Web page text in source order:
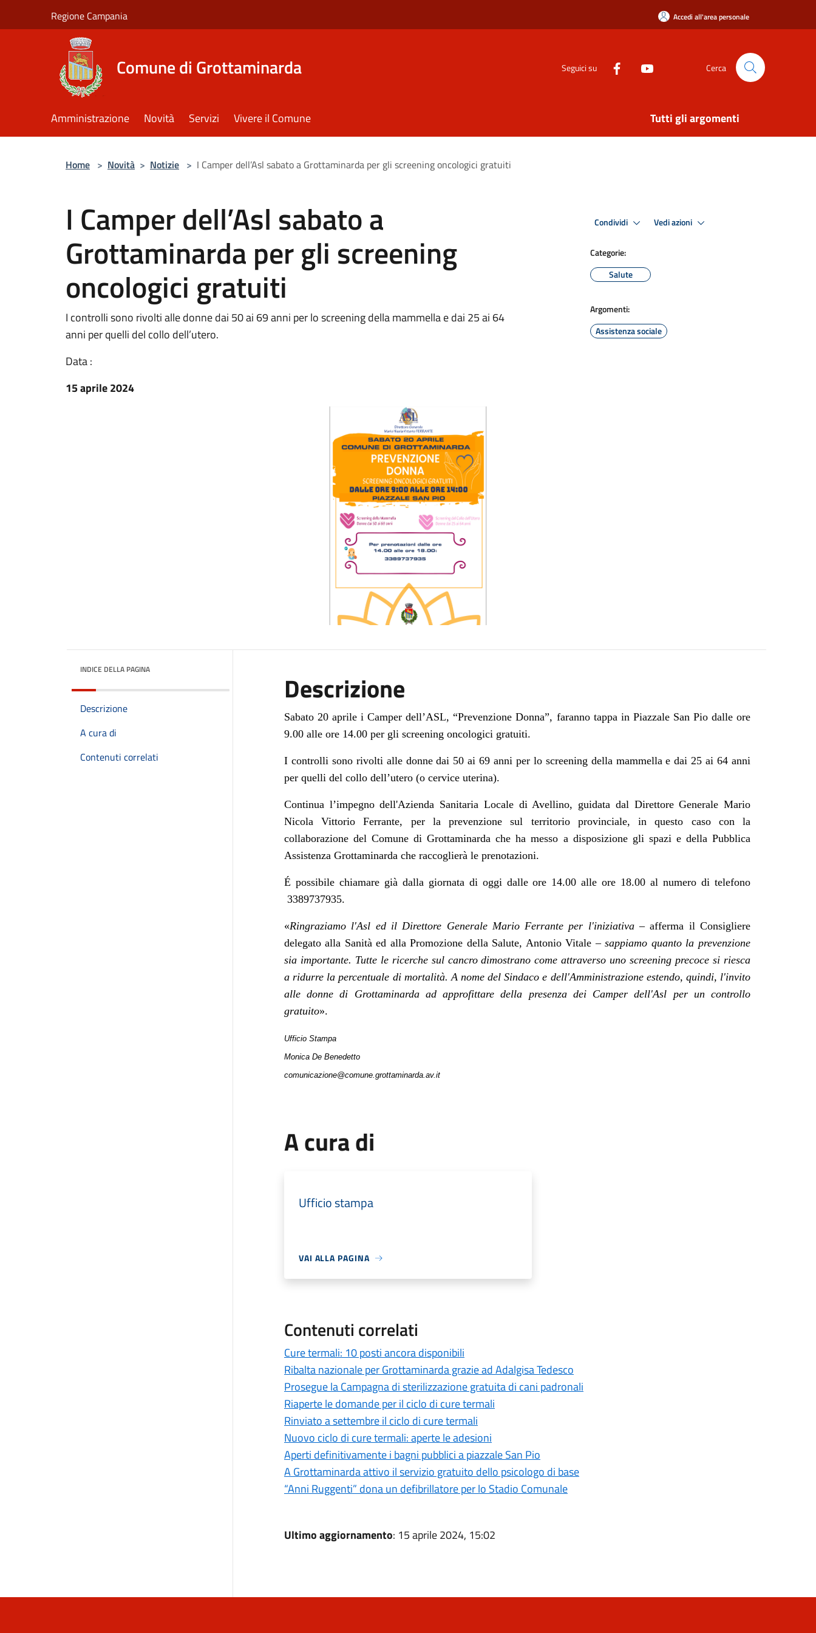
Regione Campania Accedi all'area personale
Comune di Grottaminarda Seguici su Cerca
Amministrazione Novità Servizi Vivere il Comune Tutti gli argomenti
Home > Novità > Notizie > I Camper dell’Asl sabato a Grottaminarda per gli screening oncologici gratuiti
I Camper dell’Asl sabato a
Grottaminarda per gli screening
oncologici gratuiti
I controlli sono rivolti alle donne dai 50 ai 69 anni per lo screening della mammella e dai 25 ai 64
anni per quelli del collo dell’utero.
Data :
15 aprile 2024
Condividi Vedi azioni
Categorie:
Salute
Argomenti:
Assistenza sociale
INDICE DELLA PAGINA
Descrizione
A cura di
Contenuti correlati
Descrizione
Sabato 20 aprile i Camper dell’ASL, “Prevenzione Donna”, faranno tappa in Piazzale San Pio dalle ore
9.00 alle ore 14.00 per gli screening oncologici gratuiti.
I controlli sono rivolti alle donne dai 50 ai 69 anni per lo screening della mammella e dai 25 ai 64 anni
per quelli del collo dell’utero (o cervice uterina).
Continua l’impegno dell'Azienda Sanitaria Locale di Avellino, guidata dal Direttore Generale Mario
Nicola Vittorio Ferrante, per la prevenzione sul territorio provinciale, in questo caso con la
collaborazione del Comune di Grottaminarda che ha messo a disposizione gli spazi e della Pubblica
Assistenza Grottaminarda che raccoglierà le prenotazioni.
É possibile chiamare già dalla giornata di oggi dalle ore 14.00 alle ore 18.00 al numero di telefono
3389737935.
«Ringraziamo l'Asl ed il Direttore Generale Mario Ferrante per l'iniziativa –afferma il Consigliere
delegato alla Sanità ed alla Promozione della Salute, Antonio Vitale – sappiamo quanto la prevenzione
sia importante. Tutte le ricerche sul cancro dimostrano come attraverso uno screening precoce si riesca
a ridurre la percentuale di mortalità. A nome del Sindaco e dell'Amministrazione estendo, quindi, l'invito
alle donne di Grottaminarda ad approfittare della presenza dei Camper dell'Asl per un controllo
gratuito».
Ufficio Stampa
Monica De Benedetto
comunicazione@comune.grottaminarda.av.it
A cura di
Ufficio stampa
VAI ALLA PAGINA
Contenuti correlati
Cure termali: 10 posti ancora disponibili
Ribalta nazionale per Grottaminarda grazie ad Adalgisa Tedesco
Prosegue la Campagna di sterilizzazione gratuita di cani padronali
Riaperte le domande per il ciclo di cure termali
Rinviato a settembre il ciclo di cure termali
Nuovo ciclo di cure termali: aperte le adesioni
Aperti definitivamente i bagni pubblici a piazzale San Pio
A Grottaminarda attivo il servizio gratuito dello psicologo di base
“Anni Ruggenti” dona un defibrillatore per lo Stadio Comunale
Ultimo aggiornamento: 15 aprile 2024, 15:02